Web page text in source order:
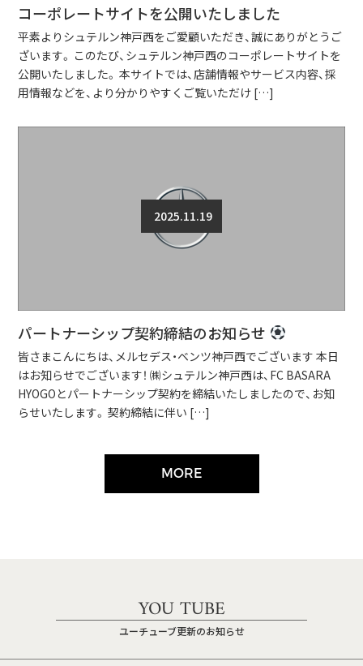
コーポレートサイトを公開いたしました
平素よりシュテルン神戸西をご愛顧いただき、誠にありがとうご
ざいます。 このたび、シュテルン神戸西のコーポレートサイトを
公開いたしました。 本サイトでは、店舗情報やサービス内容、採
用情報などを、より分かりやすくご覧いただけ […]
2025.11.19
パートナーシップ契約締結のお知らせ
皆さまこんにちは、メルセデス・ベンツ神戸西でございます 本日
はお知らせでございます！ ㈱シュテルン神戸西は、FC BASARA
HYOGOとパートナーシップ契約を締結いたしましたので、お知
らせいたします。 契約締結に伴い […]
MORE
YOU TUBE
ユーチューブ更新のお知らせ